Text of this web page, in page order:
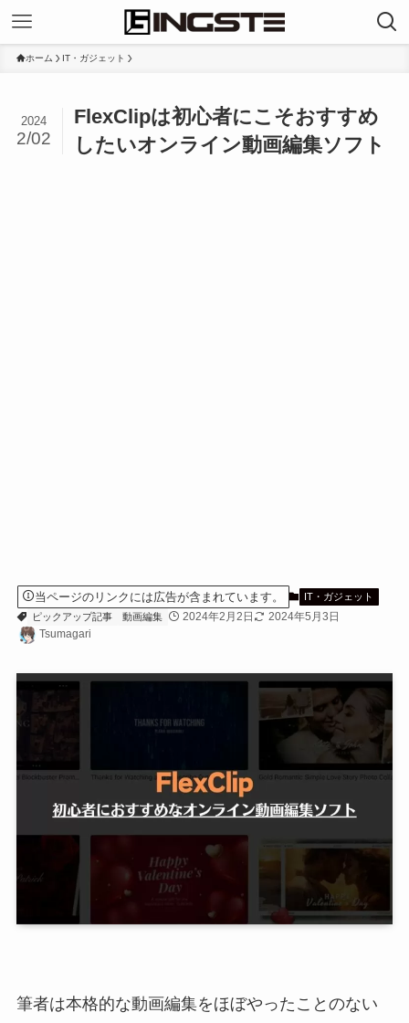
ホーム IT・ガジェット
FlexClipは初心者にこそおすすめ
したいオンライン動画編集ソフト
2024
2/02
当ページのリンクには広告が含まれています。
IT・ガジェット
ピックアップ記事
動画編集 2024年2月2日
2024年5月3日
Tsumagari
筆者は本格的な動画編集をほぼやったことのない